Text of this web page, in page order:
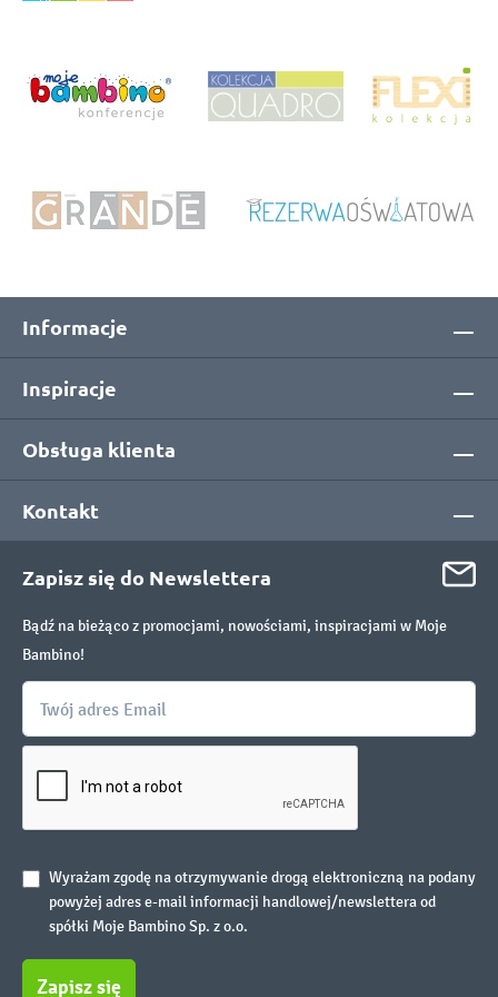
Informacje
Inspiracje
Obsługa klienta
Kontakt
Zapisz się do Newslettera
Bądź na bieżąco z promocjami, nowościami, inspiracjami w Moje
Bambino!
Wyrażam zgodę na otrzymywanie drogą elektroniczną na podany
powyżej adres e-mail informacji handlowej/newslettera od
spółki Moje Bambino Sp. z o.o.
Zapisz się